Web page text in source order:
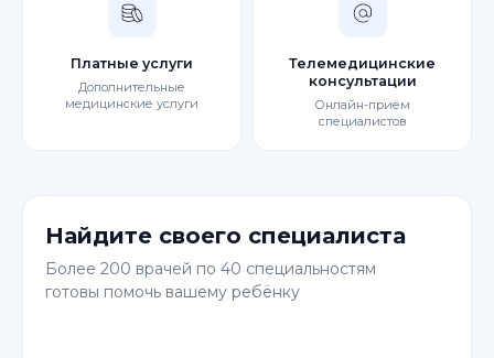
Платные услуги
Дополнительные
медицинские услуги
Телемедицинские
консультации
Онлайн-приём
специалистов
Найдите своего специалиста
Более 200 врачей по 40 специальностям
готовы помочь вашему ребёнку